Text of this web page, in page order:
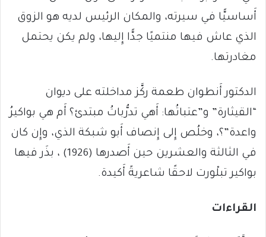
أَساسيًّا في سيرته، والمكان الرئيس لديه هو الزوق
الذي عاش فيها منتميًا جدًّا إِليها، ولم يكن يحتمل
مغادرتها.
الدكتور أَنطوان طعمة ركَّز مداخلته على ديوان
“القيثارة” و”عتباتُها: أَهي تدرُّباتُ مبتدئ؟ أَم هي بواكيرُ
واعدة”؟، وخلُص إِلى إِنصاف أَبو شبكة الذي، وإِن كان
في الثالثة والعشرين حين أَصدرها (1926) ، بذَر فيها
بواكير تبلْورت لاحقًا شاعريةً أَكيدة.
القراءات